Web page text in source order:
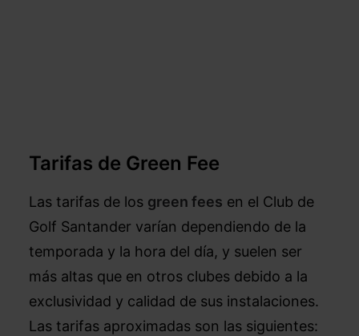
Tarifas de Green Fee
Las tarifas de los green fees en el Club de
Golf Santander varían dependiendo de la
temporada y la hora del día, y suelen ser
más altas que en otros clubes debido a la
exclusividad y calidad de sus instalaciones.
Las tarifas aproximadas son las siguientes: